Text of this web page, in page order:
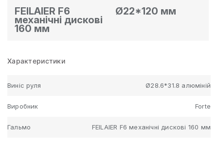
FEILAIER F6
механічні дискові
160 мм
Ø22*120 мм
Характеристики
Виніс руля Ø28.6*31.8 алюміній
Виробник Forte
Гальмо FEILAIER F6 механічні дискові 160 мм